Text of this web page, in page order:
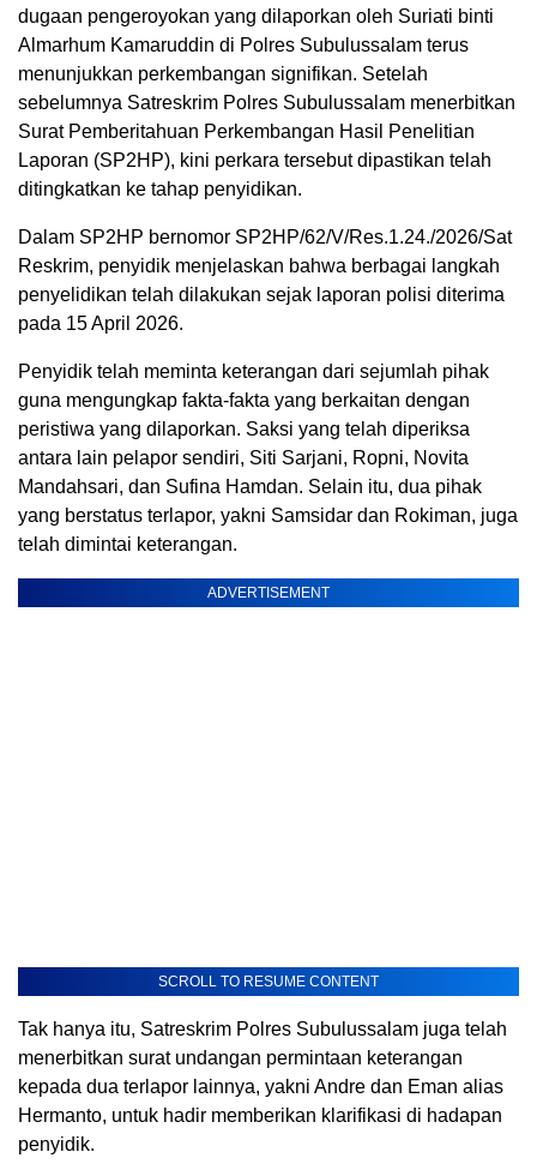
dugaan pengeroyokan yang dilaporkan oleh Suriati binti
Almarhum Kamaruddin di Polres Subulussalam terus
menunjukkan perkembangan signifikan. Setelah
sebelumnya Satreskrim Polres Subulussalam menerbitkan
Surat Pemberitahuan Perkembangan Hasil Penelitian
Laporan (SP2HP), kini perkara tersebut dipastikan telah
ditingkatkan ke tahap penyidikan.
Dalam SP2HP bernomor SP2HP/62/V/Res.1.24./2026/Sat
Reskrim, penyidik menjelaskan bahwa berbagai langkah
penyelidikan telah dilakukan sejak laporan polisi diterima
pada 15 April 2026.
Penyidik telah meminta keterangan dari sejumlah pihak
guna mengungkap fakta-fakta yang berkaitan dengan
peristiwa yang dilaporkan. Saksi yang telah diperiksa
antara lain pelapor sendiri, Siti Sarjani, Ropni, Novita
Mandahsari, dan Sufina Hamdan. Selain itu, dua pihak
yang berstatus terlapor, yakni Samsidar dan Rokiman, juga
telah dimintai keterangan.
ADVERTISEMENT
SCROLL TO RESUME CONTENT
Tak hanya itu, Satreskrim Polres Subulussalam juga telah
menerbitkan surat undangan permintaan keterangan
kepada dua terlapor lainnya, yakni Andre dan Eman alias
Hermanto, untuk hadir memberikan klarifikasi di hadapan
penyidik.